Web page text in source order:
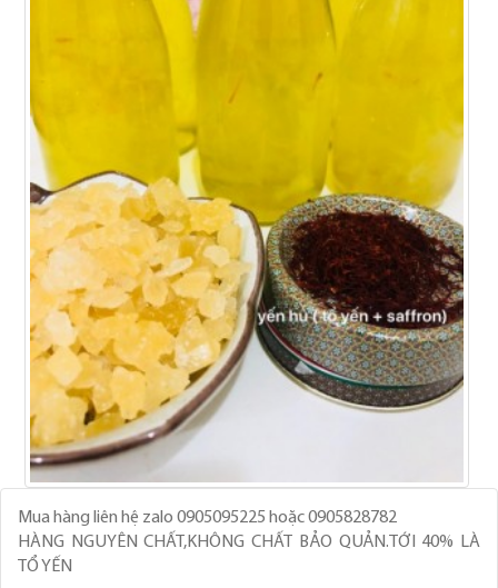
Mua hàng liên hệ zalo 0905095225 hoặc 0905828782
HÀNG NGUYÊN CHẤT,KHÔNG CHẤT BẢO QUẢN.TỚI 40% LÀ
TỔ YẾN